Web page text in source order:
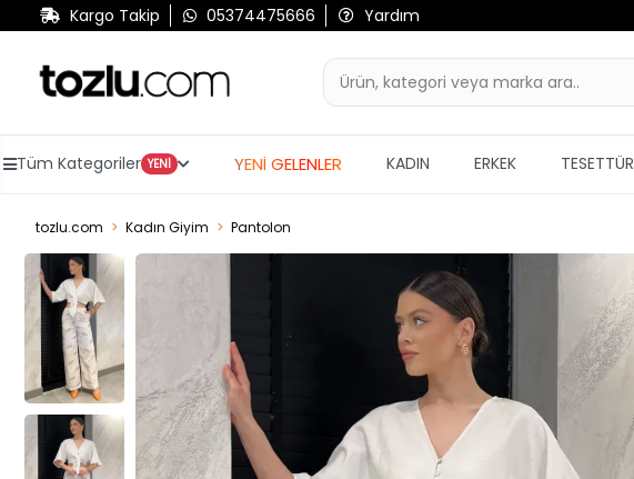
Kargo Takip 05374475666 Yardım
Tüm Kategoriler YENİ YENİ GELENLER KADIN ERKEK TESETTÜR
tozlu.com Kadın Giyim Pantolon